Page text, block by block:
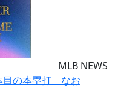
MLB NEWS
目の本塁打 なお